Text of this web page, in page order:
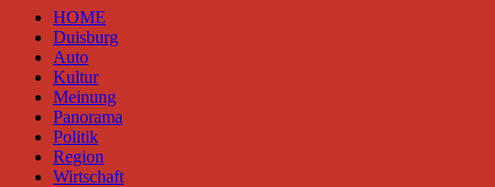
HOME
Duisburg
Auto
Kultur
Meinung
Panorama
Politik
Region
Wirtschaft